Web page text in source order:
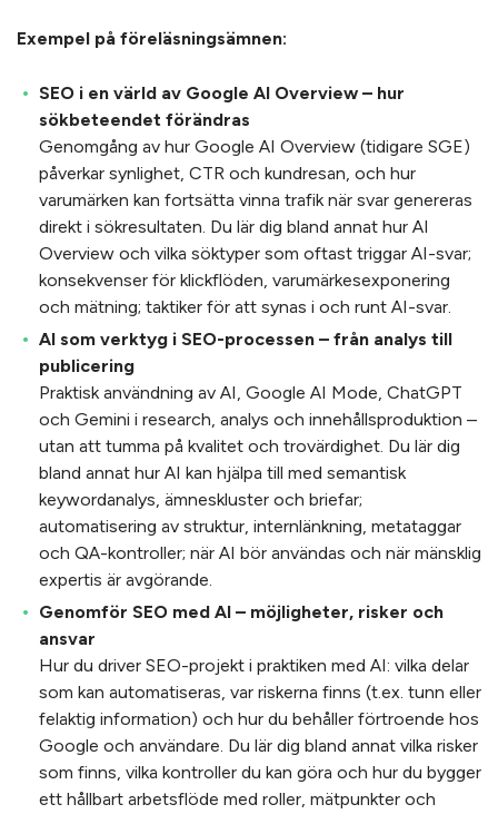
Exempel på föreläsningsämnen:
SEO i en värld av Google AI Overview – hur
sökbeteendet förändras
Genomgång av hur Google AI Overview (tidigare SGE)
påverkar synlighet, CTR och kundresan, och hur
varumärken kan fortsätta vinna trafik när svar genereras
direkt i sökresultaten. Du lär dig bland annat hur AI
Overview och vilka söktyper som oftast triggar AI-svar;
konsekvenser för klickflöden, varumärkesexponering
och mätning; taktiker för att synas i och runt AI-svar.
AI som verktyg i SEO-processen – från analys till
publicering
Praktisk användning av AI, Google AI Mode, ChatGPT
och Gemini i research, analys och innehållsproduktion –
utan att tumma på kvalitet och trovärdighet. Du lär dig
bland annat hur AI kan hjälpa till med semantisk
keywordanalys, ämneskluster och briefar;
automatisering av struktur, internlänkning, metataggar
och QA-kontroller; när AI bör användas och när mänsklig
expertis är avgörande.
Genomför SEO med AI – möjligheter, risker och
ansvar
Hur du driver SEO-projekt i praktiken med AI: vilka delar
som kan automatiseras, var riskerna finns (t.ex. tunn eller
felaktig information) och hur du behåller förtroende hos
Google och användare. Du lär dig bland annat vilka risker
som finns, vilka kontroller du kan göra och hur du bygger
ett hållbart arbetsflöde med roller, mätpunkter och